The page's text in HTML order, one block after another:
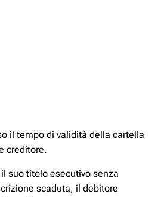
il tempo di validità della cartella
creditore.
suo titolo esecutivo senza
scaduta, il debitore